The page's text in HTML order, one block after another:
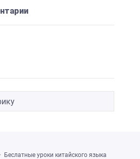
· Беслатные уроки китайского языка